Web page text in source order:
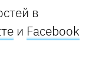
в
и Facebook